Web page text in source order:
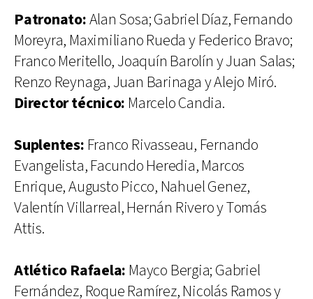
Patronato:Alan Sosa; Gabriel Díaz, Fernando
Moreyra, Maximiliano Rueda y Federico Bravo;
Franco Meritello, Joaquín Barolín y Juan Salas;
Renzo Reynaga, Juan Barinaga y Alejo Miró.
Director técnico: Marcelo Candia.
Suplentes: Franco Rivasseau, Fernando
Evangelista, Facundo Heredia, Marcos
Enrique, Augusto Picco, Nahuel Genez,
Valentín Villarreal, Hernán Rivero y Tomás
Attis.
Atlético Rafaela: Mayco Bergia; Gabriel
Fernández, Roque Ramírez, Nicolás Ramos y